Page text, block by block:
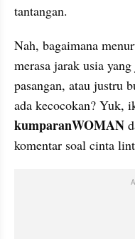
tantangan.
Nah, bagaimana
merasa jarak usia
pasangan, atau justru
kumparanWOMAN
komentar soal cinta